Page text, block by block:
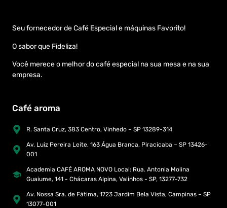
Seu fornecedor de Café Especial e máquinas Favorito!
O sabor que Fideliza!
Você merece o melhor do café especial na sua mesa e na sua
empresa.
Café aroma
R. Santa Cruz, 383 Centro, Vinhedo – SP 13289-314
Av. Luiz Pereira Leite, 163 Água Branca, Piracicaba – SP 13426-
001
Academia CAFÉ AROMA NOVO Local: Rua. Antonia Molina
Guaiume, 141 - Chácaras Alpina, Valinhos - SP, 13277-732
Av. Nossa Sra. de Fátima, 1723 Jardim Bela Vista, Campinas – SP
13077-001